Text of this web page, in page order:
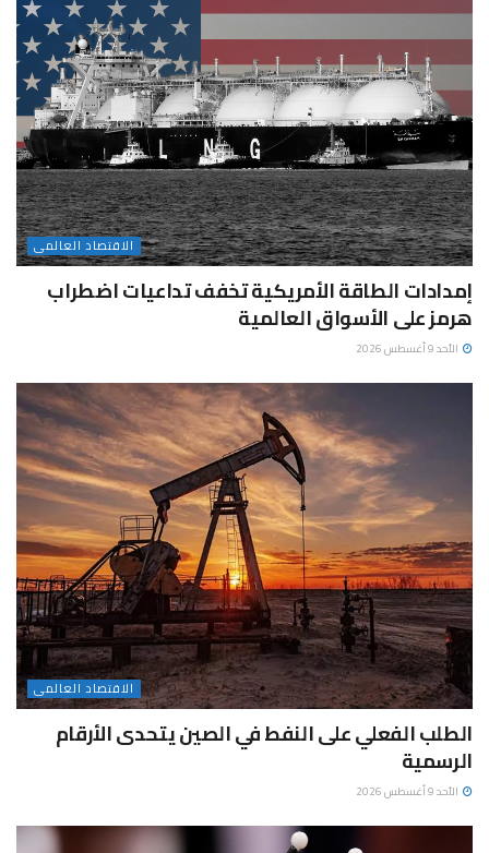
الاقتصاد العالمى
إمدادات الطاقة الأمريكية تخفف تداعيات اضطراب
هرمز على الأسواق العالمية
الأحد 9 أغسطس 2026
الاقتصاد العالمى
الطلب الفعلي على النفط في الصين يتحدى الأرقام
الرسمية
الأحد 9 أغسطس 2026